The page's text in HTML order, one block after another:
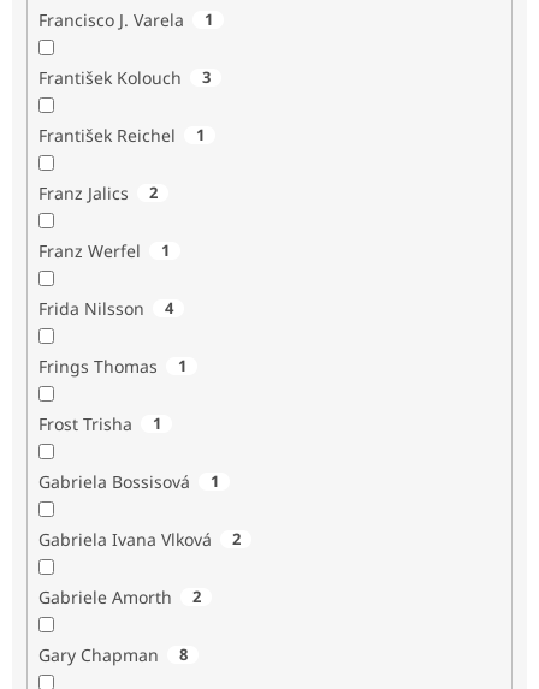
Francisco J. Varela 1
František Kolouch 3
František Reichel 1
Franz Jalics 2
Franz Werfel 1
Frida Nilsson 4
Frings Thomas 1
Frost Trisha 1
Gabriela Bossisová 1
Gabriela Ivana Vlková 2
Gabriele Amorth 2
Gary Chapman 8